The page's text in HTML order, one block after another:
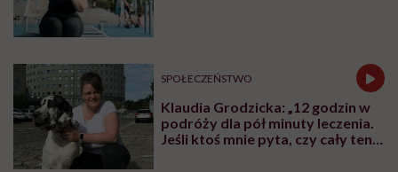
SPOŁECZEŃSTWO
Klaudia Grodzicka: „12 godzin w
podróży dla pół minuty leczenia.
Jeśli ktoś mnie pyta, czy cały ten